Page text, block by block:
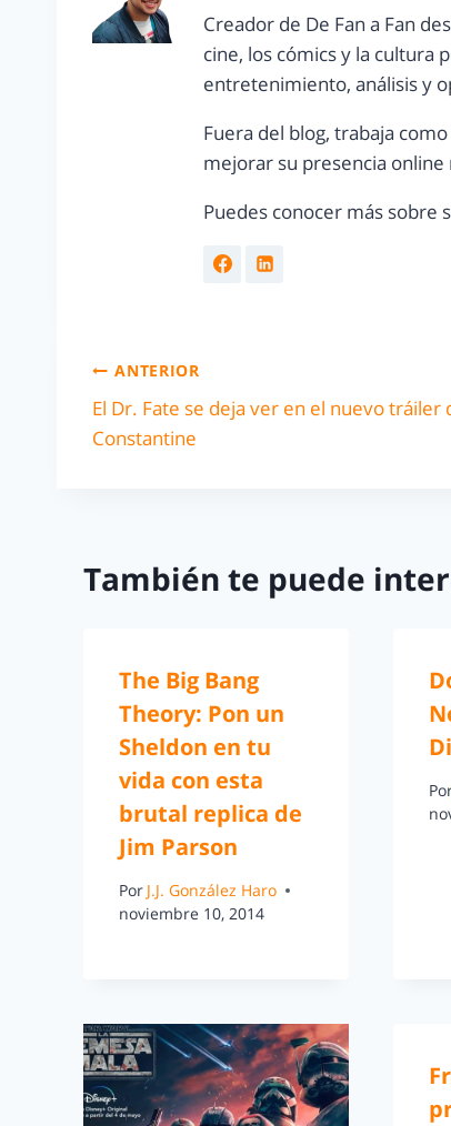
Creador de De Fan a Fan
cine, los cómics y la cultura
entretenimiento, análisis y
Fuera del blog, trabaja
mejorar su presencia
Puedes conocer más sobre
ANTERIOR
El Dr. Fate se deja ver en el nuevo tráiler
Constantine
También te puede
The Big Bang
Theory: Pon un
Sheldon en tu
vida con esta
brutal replica de
Jim Parson
Por J.J. González Haro
noviembre 10, 2014